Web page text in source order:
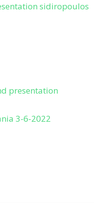
sidiropoulos
presentation
3-6-2022